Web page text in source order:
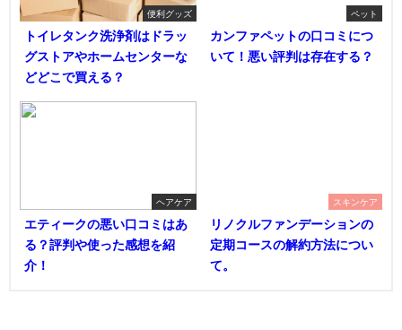
便利グッズ
トイレタンク洗浄剤はドラッ
グストアやホームセンターな
どどこで買える？
ペット
カンファペットの口コミにつ
いて！悪い評判は存在する？
ヘアケア
エティークの悪い口コミはあ
る？評判や使った感想を紹
介！
スキンケア
リノクルファンデーションの
定期コースの解約方法につい
て。